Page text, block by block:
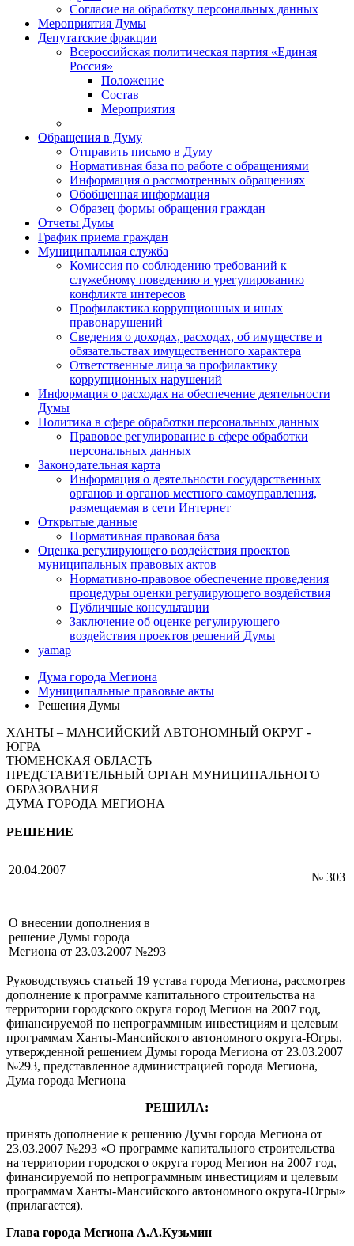
Согласие на обработку персональных данных
Мероприятия Думы
Депутатские фракции
Всероссийская политическая партия «Единая
Россия»
Положение
Состав
Мероприятия
Обращения в Думу
Отправить письмо в Думу
Нормативная база по работе с обращениями
Информация о рассмотренных обращениях
Обобщенная информация
Образец формы обращения граждан
Отчеты Думы
График приема граждан
Муниципальная служба
Комиссия по соблюдению требований к
служебному поведению и урегулированию
конфликта интересов
Профилактика коррупционных и иных
правонарушений
Сведения о доходах, расходах, об имуществе и
обязательствах имущественного характера
Ответственные лица за профилактику
коррупционных нарушений
Информация о расходах на обеспечение деятельности
Думы
Политика в сфере обработки персональных данных
Правовое регулирование в сфере обработки
персональных данных
Законодательная карта
Информация о деятельности государственных
органов и органов местного самоуправления,
размещаемая в сети Интернет
Открытые данные
Нормативная правовая база
Оценка регулирующего воздействия проектов
муниципальных правовых актов
Нормативно-правовое обеспечение проведения
процедуры оценки регулирующего воздействия
Публичные консультации
Заключение об оценке регулирующего
воздействия проектов решений Думы
yamap
Дума города Мегиона
Муниципальные правовые акты
Решения Думы
ХАНТЫ – МАНСИЙСКИЙ АВТОНОМНЫЙ ОКРУГ -
ЮГРА
ТЮМЕНСКАЯ ОБЛАСТЬ
ПРЕДСТАВИТЕЛЬНЫЙ ОРГАН МУНИЦИПАЛЬНОГО
ОБРАЗОВАНИЯ
ДУМА ГОРОДА МЕГИОНА
РЕШЕНИЕ
20.04.2007
№ 303
О внесении дополнения в
решение Думы города
Мегиона от 23.03.2007 №293
Руководствуясь статьей 19 устава города Мегиона, рассмотрев
дополнение к программе капитального строительства на
территории городского округа город Мегион на 2007 год,
финансируемой по непрограммным инвестициям и целевым
программам Ханты-Мансийского автономного округа-Югры,
утвержденной решением Думы города Мегиона от 23.03.2007
№293, представленное администрацией города Мегиона,
Дума города Мегиона
РЕШИЛА:
принять дополнение к решению Думы города Мегиона от
23.03.2007 №293 «О программе капитального строительства
на территории городского округа город Мегион на 2007 год,
финансируемой по непрограммным инвестициям и целевым
программам Ханты-Мансийского автономного округа-Югры»
(прилагается).
Глава города Мегиона А.А.Кузьмин